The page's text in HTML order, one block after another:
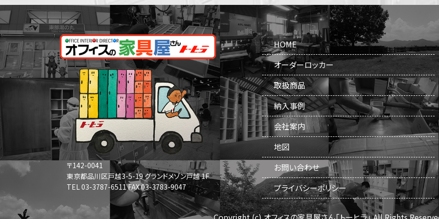
HOME
オーダーロッカー
取扱商品
納入事例
会社案内
地図
お問い合わせ
プライバシーポリシー
〒142-0041
東京都品川区戸越3-5-19 グランドメゾン戸越 1F
TEL 03-3787-6511 FAX 03-3783-9047